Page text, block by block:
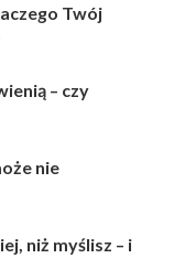
Twój
– czy
nie
niż myślisz – i